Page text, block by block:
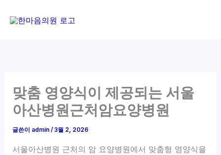
맞춤 영양식이 제공되는 서울
아산병원근처암요양병원
글쓴이 admin/3월 2, 2026
서울아산병원 근처의 암 요양병원에서 맞춤형 영양식을